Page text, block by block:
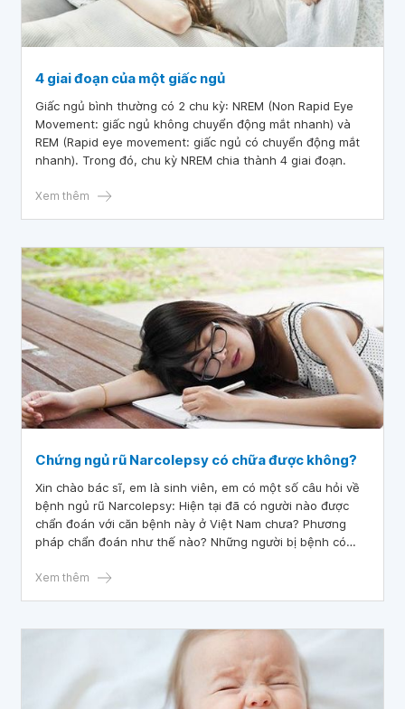
4 giai đoạn của một giấc ngủ
Giấc ngủ bình thường có 2 chu kỳ: NREM (Non Rapid Eye
Movement: giấc ngủ không chuyển động mắt nhanh) và
REM (Rapid eye movement: giấc ngủ có chuyển động mắt
nhanh). Trong đó, chu kỳ NREM chia thành 4 giai đoạn.
Xem thêm
Chứng ngủ rũ Narcolepsy có chữa được không?
Xin chào bác sĩ, em là sinh viên, em có một số câu hỏi về
bệnh ngủ rũ Narcolepsy: Hiện tại đã có người nào được
chẩn đoán với căn bệnh này ở Việt Nam chưa? Phương
pháp chẩn đoán như thế nào? Những người bị bệnh có
chẩn đoán?
Xem thêm